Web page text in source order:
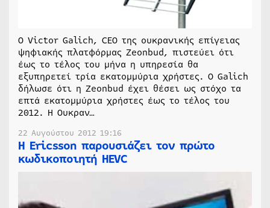
O Victor Galich, CEO της ουκρανικής επίγειας
ψηφιακής πλατφόρμας Zeonbud, πιστεύει ότι
έως το τέλος του μήνα η υπηρεσία θα
εξυπηρετεί τρία εκατομμύρια χρήστες. Ο Galich
δήλωσε ότι η Zeonbud έχει θέσει ως στόχο τα
επτά εκατομμύρια χρήστες έως το τέλος του
2012. Η Ουκραν…
22 Αυγούστου 2012 19:16
H Ericsson παρουσιάζει τον πρώτο
κωδικοποιητή HEVC